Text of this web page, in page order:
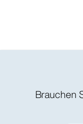
Brauchen